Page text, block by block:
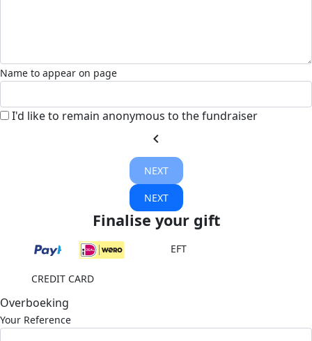
Name to appear on page
I'd like to remain anonymous to the fundraiser
chevron_left
NEXT
NEXT
Finalise your gift
EFT
CREDIT CARD
Overboeking
Your Reference